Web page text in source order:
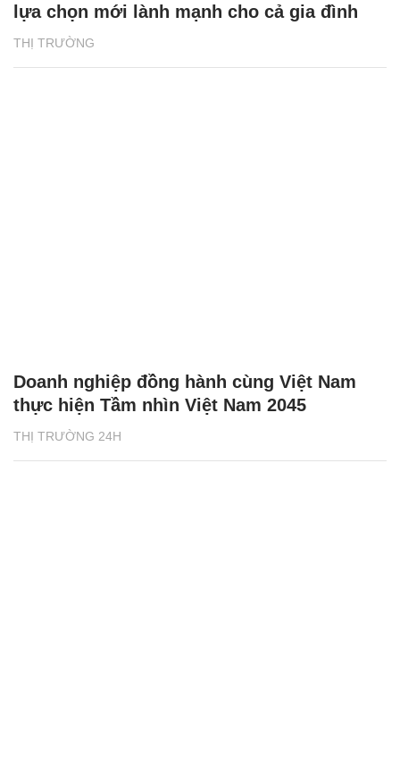
THỊ TRƯỜNG
lựa chọn mới lành mạnh cho cả gia đình
THỊ TRƯỜNG 24H
Doanh nghiệp đồng hành cùng Việt Nam
thực hiện Tầm nhìn Việt Nam 2045